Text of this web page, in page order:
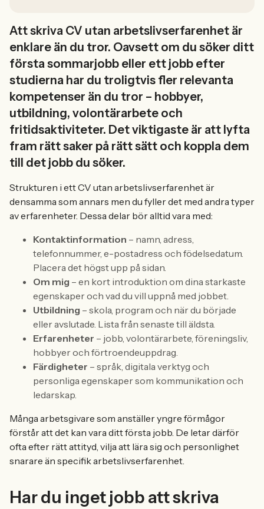
Att skriva CV utan arbetslivserfarenhet är
enklare än du tror. Oavsett om du söker ditt
första sommarjobb eller ett jobb efter
studierna har du troligtvis fler relevanta
kompetenser än du tror – hobbyer,
utbildning, volontärarbete och
fritidsaktiviteter. Det viktigaste är att lyfta
fram rätt saker på rätt sätt och koppla dem
till det jobb du söker.
Strukturen i ett CV utan arbetslivserfarenhet är
densamma som annars men du fyller det med andra typer
av erfarenheter. Dessa delar bör alltid vara med:
Kontaktinformation – namn, adress,
telefonnummer, e-postadress och födelsedatum.
Placera det högst upp på sidan.
Om mig – en kort introduktion om dina starkaste
egenskaper och vad du vill uppnå med jobbet.
Utbildning – skola, program och när du började
eller avslutade. Lista från senaste till äldsta.
Erfarenheter – jobb, volontärarbete, föreningsliv,
hobbyer och förtroendeuppdrag.
Färdigheter – språk, digitala verktyg och
personliga egenskaper som kommunikation och
ledarskap.
Många arbetsgivare som anställer yngre förmågor
förstår att det kan vara ditt första jobb. De letar därför
ofta efter rätt attityd, vilja att lära sig och personlighet
snarare än specifik arbetslivserfarenhet.
Har du inget jobb att skriva